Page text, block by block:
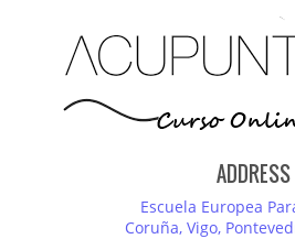
ADDRESS
Escuela Europea
Coruña, Vigo,